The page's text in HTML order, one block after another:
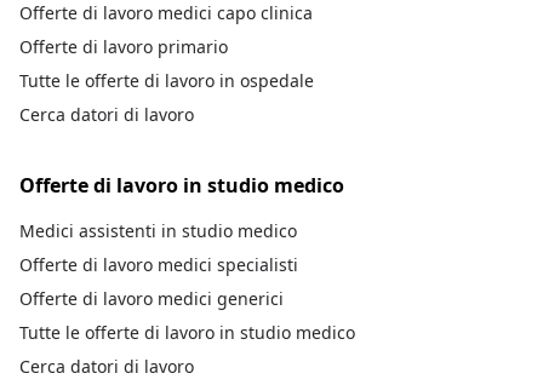
Offerte di lavoro medici capo clinica
Offerte di lavoro primario
Tutte le offerte di lavoro in ospedale
Cerca datori di lavoro
Offerte di lavoro in studio medico
Medici assistenti in studio medico
Offerte di lavoro medici specialisti
Offerte di lavoro medici generici
Tutte le offerte di lavoro in studio medico
Cerca datori di lavoro